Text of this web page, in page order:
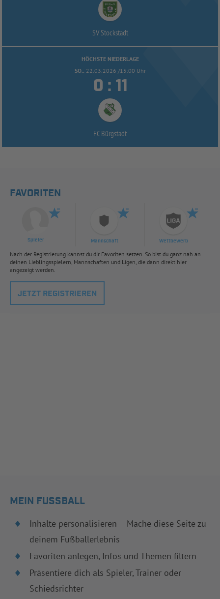
SV Stockstadt
HÖCHSTE NIEDERLAGE
SO.. 22.03.2026 /15:00 Uhr
 : 
FC Bürgstadt
FAVORITEN
Spieler Mannschaft Wettbewerb
Nach der Registrierung kannst du dir Favoriten setzen. So bist du ganz nah an
deinen Lieblingsspielern, Mannschaften und Ligen, die dann direkt hier
angezeigt werden.
JETZT REGISTRIEREN
MEIN FUSSBALL
Inhalte personalisieren – Mache diese Seite zu
deinem Fußballerlebnis
Favoriten anlegen, Infos und Themen filtern
Präsentiere dich als Spieler, Trainer oder
Schiedsrichter